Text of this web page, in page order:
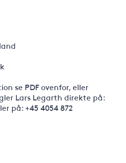
se PDF ovenfor, eller
Lars Legarth direkte på:
på: +45 4054 872